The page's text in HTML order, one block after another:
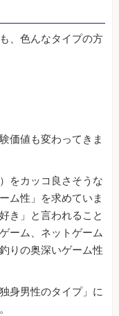
、色んなタイプの方
価値も変わってきま
をカッコ良さそうな
ム性」を求めていま
き」と言われること
ーム、ネットゲーム
りの奥深いゲーム性
身男性のタイプ」に